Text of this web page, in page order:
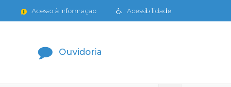
Acessibilidade
Acesso à Informação
Ouvidoria